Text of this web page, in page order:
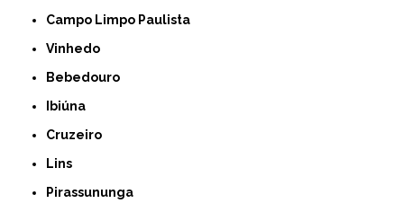
Campo Limpo Paulista
Vinhedo
Bebedouro
Ibiúna
Cruzeiro
Lins
Pirassununga